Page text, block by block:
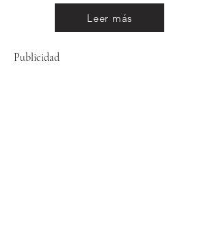
Leer más
Publicidad